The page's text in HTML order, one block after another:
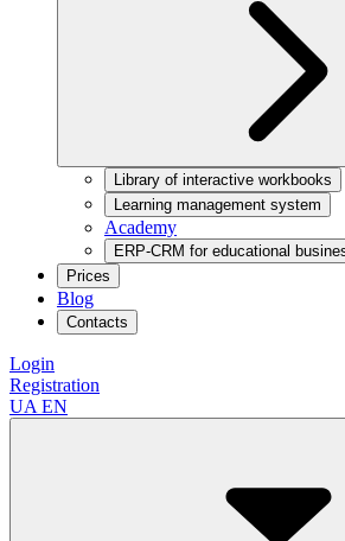
Library of interactive workbooks
Learning management system
Academy
ERP-CRM for educational
Prices
Blog
Contacts
Login
Registration
UA EN